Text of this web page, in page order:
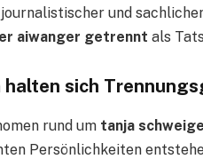
journalistischer und
aiwanger getrennt als
halten sich
rund um tanja
Persönlichkeiten